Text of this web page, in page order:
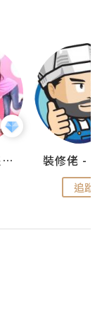
儍媽媽與兩隻小魔怪之家
追蹤